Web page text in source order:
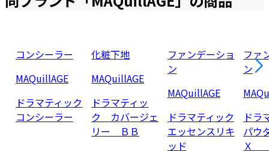
コンシーラー
MAQuillAGE
ドラマティック
コンシーラー
化粧下地
MAQuillAGE
ドラマティッ
ク カバージェ
リー ＢＢ
ファンデーショ
ン
MAQuillAGE
ドラマティック
エッセンスリキ
ッド
ファ
ン
ドラ
パウ
Ｘ